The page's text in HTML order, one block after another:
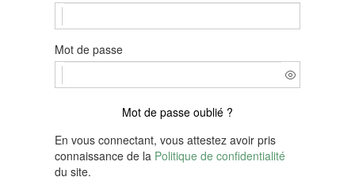
Mot de passe
Mot de passe oublié ?
En vous connectant, vous attestez avoir pris
connaissance de la Politique de confidentialité
du site.